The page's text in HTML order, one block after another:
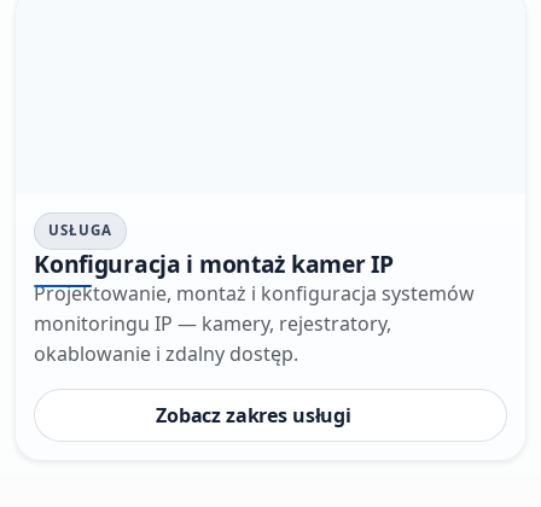
USŁUGA
Konfiguracja i montaż kamer IP
Projektowanie, montaż i konfiguracja systemów
monitoringu IP — kamery, rejestratory,
okablowanie i zdalny dostęp.
Zobacz zakres usługi